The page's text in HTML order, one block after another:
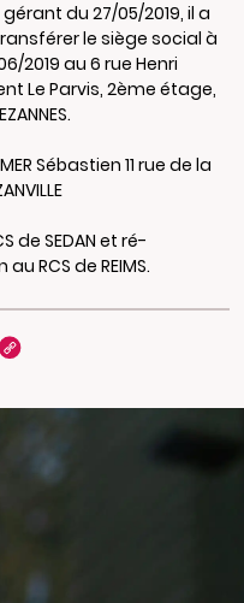
du 27/05/2019, il a
le siège social à
2019 au 6 rue Henri
Le Parvis, 2ème étage,
Sébastien 11 rue de la
de SEDAN et ré-
RCS de REIMS.